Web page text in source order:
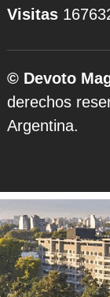
Visitas
© Devoto
derechos
Argentina.